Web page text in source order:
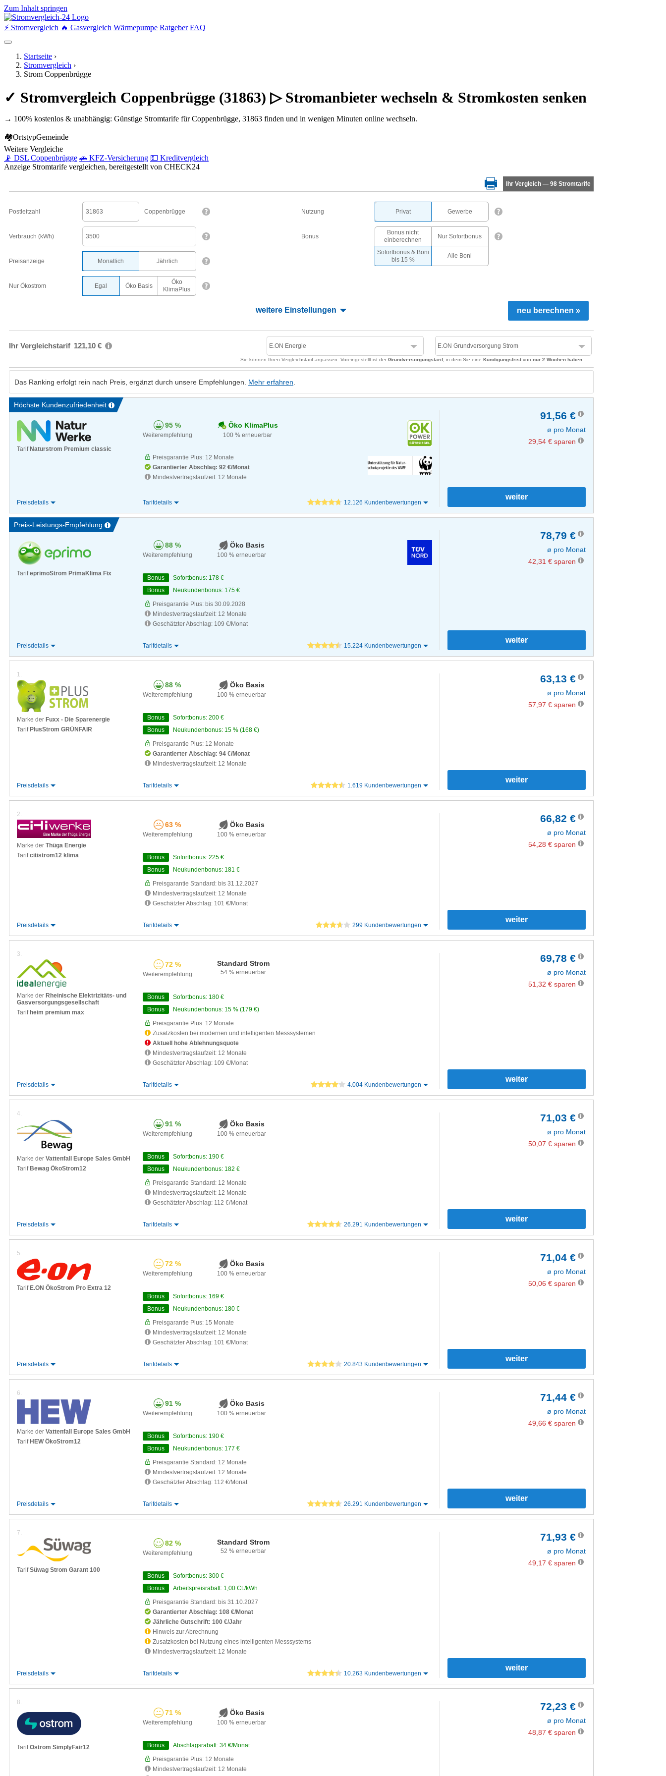
Zum Inhalt springen
⚡ Stromvergleich 🔥 Gasvergleich Wärmepumpe Ratgeber FAQ
Startseite ›
Stromvergleich ›
Strom Coppenbrügge
✓ Stromvergleich Coppenbrügge (31863) ▷ Stromanbieter wechseln & Stromkosten senken
→ 100% kostenlos & unabhängig: Günstige Stromtarife für Coppenbrügge, 31863 finden und in wenigen Minuten online wechseln.
🏘OrtstypGemeinde
Weitere Vergleiche
📡 DSL Coppenbrügge 🚗 KFZ-Versicherung 💵 Kreditvergleich
Anzeige Stromtarife vergleichen, bereitgestellt von CHECK24